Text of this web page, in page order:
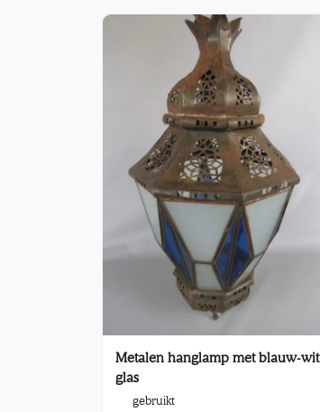
Metalen hanglamp met blauw-wit
glas
gebruikt